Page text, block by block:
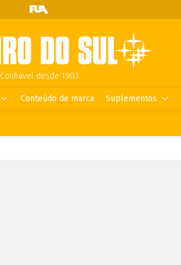
Confiável desde 1903.
Conteúdo de marca Suplementos